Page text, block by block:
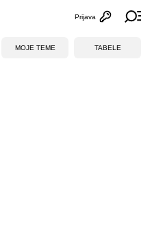
Otvori
Prijava
MOJE TEME TABELE